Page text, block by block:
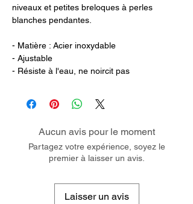
niveaux et petites breloques à perles
blanches pendantes.
- Matière : Acier inoxydable
- Ajustable
- Résiste à l'eau, ne noircit pas
Aucun avis pour le moment
Partagez votre expérience, soyez le
premier à laisser un avis.
Laisser un avis